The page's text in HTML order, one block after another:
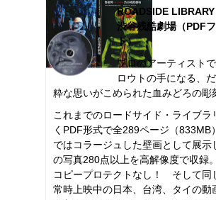
ROADSIDE
渋谷残酷劇場（PDF
ト）
プロのアーティスト
ロウトの手になる、
粋な思いがこめられた血みどろの彫
これまでのロードサイド・ライブラ
くPDF形式で全289ページ（833MB
ではコラージュした壁画として展示
の写真280点以上を高解像度で収録
コピープロテクトなし！ そして同
常時上映中の日本、台湾、タイの動